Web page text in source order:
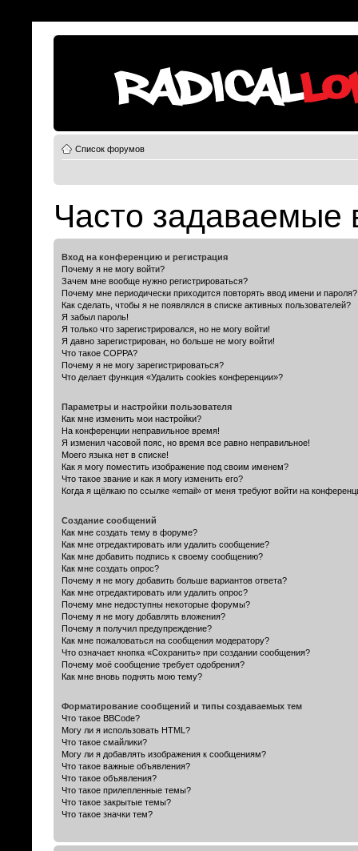
Список форумов
Часто задаваемые
Вход на конференцию и регистрация
Почему я не могу войти?
Зачем мне вообще нужно регистрироваться?
Почему мне периодически приходится повторять ввод имени и пароля?
Как сделать, чтобы я не появлялся в списке активных пользователей?
Я забыл пароль!
Я только что зарегистрировался, но не могу войти!
Я давно зарегистрирован, но больше не могу войти!
Что такое COPPA?
Почему я не могу зарегистрироваться?
Что делает функция «Удалить cookies конференции»?
Параметры и настройки пользователя
Как мне изменить мои настройки?
На конференции неправильное время!
Я изменил часовой пояс, но время все равно неправильное!
Моего языка нет в списке!
Как я могу поместить изображение под своим именем?
Что такое звание и как я могу изменить его?
Когда я щёлкаю по ссылке «email» от меня требуют войти на
Создание сообщений
Как мне создать тему в форуме?
Как мне отредактировать или удалить сообщение?
Как мне добавить подпись к своему сообщению?
Как мне создать опрос?
Почему я не могу добавить больше вариантов ответа?
Как мне отредактировать или удалить опрос?
Почему мне недоступны некоторые форумы?
Почему я не могу добавлять вложения?
Почему я получил предупреждение?
Как мне пожаловаться на сообщения модератору?
Что означает кнопка «Сохранить» при создании сообщения?
Почему моё сообщение требует одобрения?
Как мне вновь поднять мою тему?
Форматирование сообщений и типы создаваемых тем
Что такое BBCode?
Могу ли я использовать HTML?
Что такое смайлики?
Могу ли я добавлять изображения к сообщениям?
Что такое важные объявления?
Что такое объявления?
Что такое прилепленные темы?
Что такое закрытые темы?
Что такое значки тем?